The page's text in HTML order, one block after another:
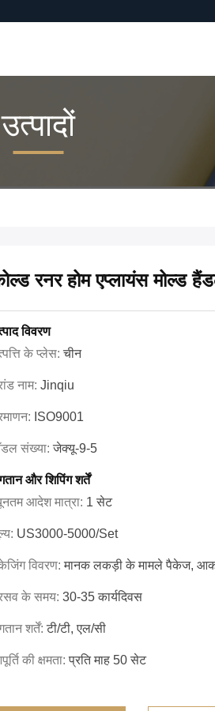
उत्पादों
रनर होम एप्लायंस मोल्ड
विवरण
के प्लेस:चीन
नाम: Jinqiu
ISO9001
संख्या:जेक्यू-9-5
और शिपिंग शर्तें
आदेश मात्रा: 1 सेट
US3000-5000/set
विवरण:मानक लकड़ी के मामले पैकेज,
के समय: 30-35 कार्यदिवस
शर्तें:टी/टी, एल/सी
की क्षमता:प्रति माह 50 सेट